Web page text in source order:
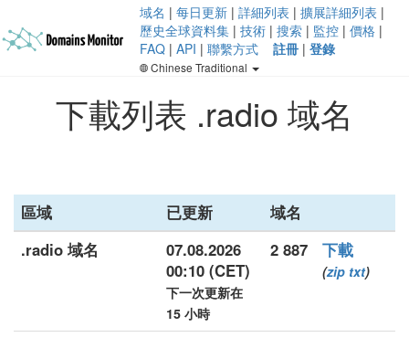
域名 | 每日更新 | 詳細列表 | 擴展詳細列表 |
歷史全球資料集 | 技術 | 搜索 | 監控 | 價格 |
FAQ | API | 聯繫方式 註冊 | 登錄
Chinese Traditional
下載列表 .radio 域名
區域 已更新
域名
.radio 域名
07.08.2026
00:10 (CET)
下一次更新在
15 小時
2 887 下載
(zip txt)